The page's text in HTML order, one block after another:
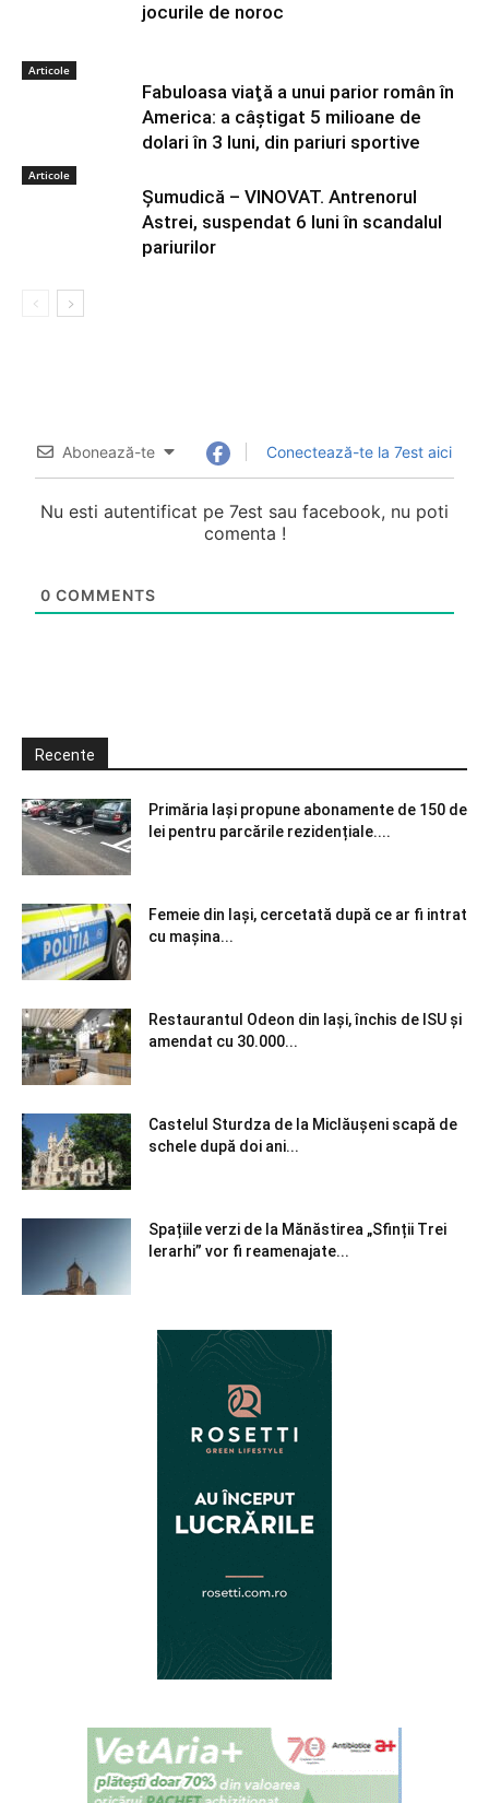
jocurile de noroc
Articole
Fabuloasa viaţă a unui parior român în
America: a câştigat 5 milioane de
dolari în 3 luni, din pariuri sportive
Articole
Șumudică – VINOVAT. Antrenorul
Astrei, suspendat 6 luni în scandalul
pariurilor
Abonează-te Conectează-te la 7est aici
Nu esti autentificat pe 7est sau facebook, nu poti
comenta !
0 COMMENTS
Recente
Primăria Iași propune abonamente de 150 de
lei pentru parcările rezidențiale....
Femeie din Iași, cercetată după ce ar fi intrat
cu mașina...
Restaurantul Odeon din Iași, închis de ISU și
amendat cu 30.000...
Castelul Sturdza de la Miclăușeni scapă de
schele după doi ani...
Spațiile verzi de la Mănăstirea „Sfinții Trei
Ierarhi” vor fi reamenajate...